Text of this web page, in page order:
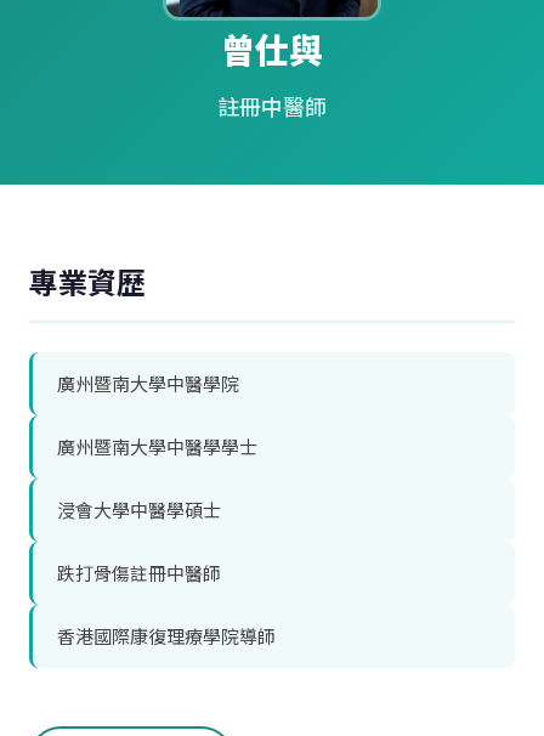
曾仕與
註冊中醫師
專業資歷
廣州暨南大學中醫學院
廣州暨南大學中醫學學士
浸會大學中醫學碩士
跌打骨傷註冊中醫師
香港國際康復理療學院導師